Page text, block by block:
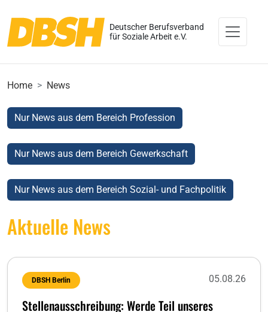
Deutscher Berufsverband
für Soziale Arbeit e.V.
Home News
Nur News aus dem Bereich Profession
Nur News aus dem Bereich Gewerkschaft
Nur News aus dem Bereich Sozial- und Fachpolitik
Aktuelle News
DBSH Berlin 05.08.26
Stellenausschreibung: Werde Teil unseres